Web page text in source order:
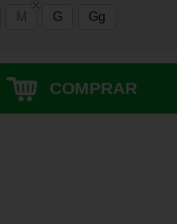
M G Gg
COMPRAR